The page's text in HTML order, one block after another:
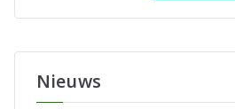
Nieuws